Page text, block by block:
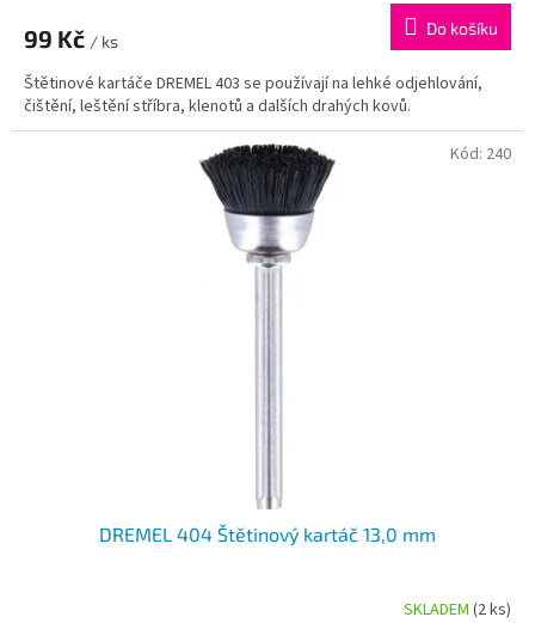
99 Kč / ks
Do košíku
Štětinové kartáče DREMEL 403 se používají na lehké odjehlování,
čištění, leštění stříbra, klenotů a dalších drahých kovů.
DREMEL 404 Štětinový kartáč 13,0 mm
SKLADEM (2 ks)
Kód: 240